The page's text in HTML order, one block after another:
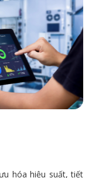
hóa hiệu suất, tiết